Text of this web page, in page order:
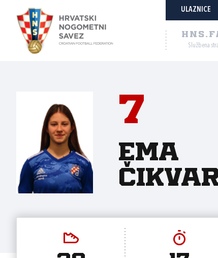
ULAZNICE
Službena
7
Ema